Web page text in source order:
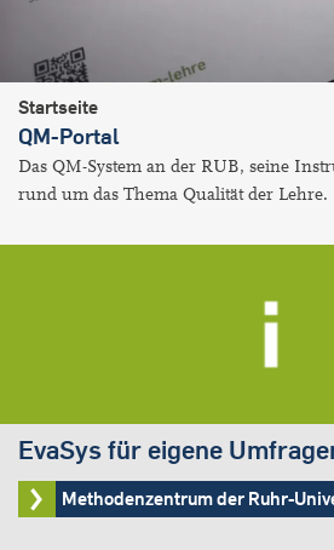
Startseite
QM-Portal
Das QM-System an der RUB, seine
rund um das Thema Qualität der Lehre.
EvaSys für eigene
Methodenzentrum der Ruhr-